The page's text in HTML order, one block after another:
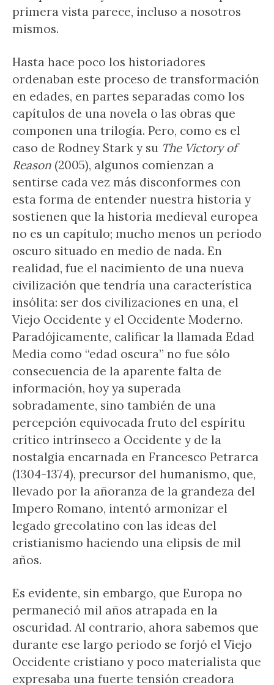
primera vista parece, incluso a nosotros
mismos.
Hasta hace poco los historiadores
ordenaban este proceso de transformación
en edades, en partes separadas como los
capítulos de una novela o las obras que
componen una trilogía. Pero, como es el
caso de Rodney Stark y su The Victory of
Reason (2005), algunos comienzan a
sentirse cada vez más disconformes con
esta forma de entender nuestra historia y
sostienen que la historia medieval europea
no es un capítulo; mucho menos un periodo
oscuro situado en medio de nada. En
realidad, fue el nacimiento de una nueva
civilización que tendría una característica
insólita: ser dos civilizaciones en una, el
Viejo Occidente y el Occidente Moderno.
Paradójicamente, calificar la llamada Edad
Media como “edad oscura” no fue sólo
consecuencia de la aparente falta de
información, hoy ya superada
sobradamente, sino también de una
percepción equivocada fruto del espíritu
crítico intrínseco a Occidente y de la
nostalgia encarnada en Francesco Petrarca
(1304-1374), precursor del humanismo, que,
llevado por la añoranza de la grandeza del
Impero Romano, intentó armonizar el
legado grecolatino con las ideas del
cristianismo haciendo una elipsis de mil
años.
Es evidente, sin embargo, que Europa no
permaneció mil años atrapada en la
oscuridad. Al contrario, ahora sabemos que
durante ese largo periodo se forjó el Viejo
Occidente cristiano y poco materialista que
expresaba una fuerte tensión creadora